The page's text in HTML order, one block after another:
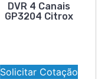
DVR 4 Canais
GP3204 Citrox
Solicitar Cotação